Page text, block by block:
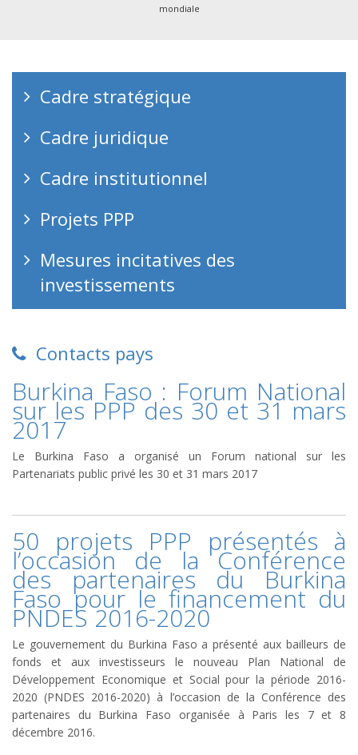
mondiale
Cadre stratégique
Cadre juridique
Cadre institutionnel
Projets PPP
Mesures incitatives des
investissements
Contacts pays
Burkina Faso : Forum National
sur les PPP des 30 et 31 mars
2017
Le Burkina Faso a organisé un Forum national sur les
Partenariats public privé les 30 et 31 mars 2017
50 projets PPP présentés à
l’occasion de la Conférence
des partenaires du Burkina
Faso pour le financement du
PNDES 2016-2020
Le gouvernement du Burkina Faso a présenté aux bailleurs de
fonds et aux investisseurs le nouveau Plan National de
Développement Economique et Social pour la période 2016-
2020 (PNDES 2016-2020) à l’occasion de la Conférence des
partenaires du Burkina Faso organisée à Paris les 7 et 8
décembre 2016.